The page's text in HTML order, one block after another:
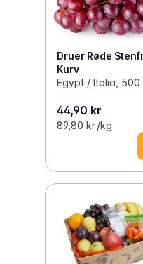
Druer Røde
Kurv
Egypt / Italia, 500
44,90 kr
89,80 kr /kg